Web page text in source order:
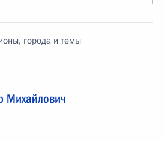
города и темы
Михайлович